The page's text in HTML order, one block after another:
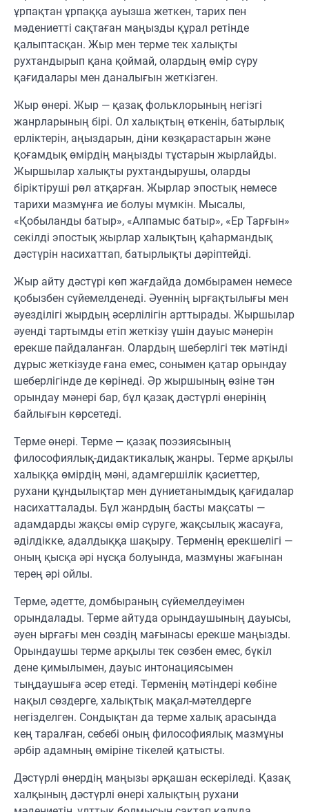
ұрпақтан ұрпаққа ауызша жеткен, тарих пен
мәдениетті сақтаған маңызды құрал ретінде
қалыптасқан. Жыр мен терме тек халықты
рухтандырып қана қоймай, олардың өмір сүру
қағидалары мен даналығын жеткізген.
Жыр өнері. Жыр — қазақ фольклорының негізгі
жанрларының бірі. Ол халықтың өткенін, батырлық
ерліктерін, аңыздарын, діни көзқарастарын және
қоғамдық өмірдің маңызды тұстарын жырлайды.
Жыршылар халықты рухтандырушы, оларды
біріктіруші рөл атқарған. Жырлар эпостық немесе
тарихи мазмұнға ие болуы мүмкін. Мысалы,
«Қобыланды батыр», «Алпамыс батыр», «Ер Тарғын»
секілді эпостық жырлар халықтың қаһармандық
дәстүрін насихаттап, батырлықты дәріптейді.
Жыр айту дәстүрі көп жағдайда домбырамен немесе
қобызбен сүйемелденеді. Әуеннің ырғақтылығы мен
әуезділігі жырдың әсерлілігін арттырады. Жыршылар
әуенді тартымды етіп жеткізу үшін дауыс мәнерін
ерекше пайдаланған. Олардың шеберлігі тек мәтінді
дұрыс жеткізуде ғана емес, сонымен қатар орындау
шеберлігінде де көрінеді. Әр жыршының өзіне тән
орындау мәнері бар, бұл қазақ дәстүрлі өнерінің
байлығын көрсетеді.
Терме өнері. Терме — қазақ поэзиясының
философиялық-дидактикалық жанры. Терме арқылы
халыққа өмірдің мәні, адамгершілік қасиеттер,
рухани құндылықтар мен дүниетанымдық қағидалар
насихатталады. Бұл жанрдың басты мақсаты —
адамдарды жақсы өмір сүруге, жақсылық жасауға,
әділдікке, адалдыққа шақыру. Терменің ерекшелігі —
оның қысқа әрі нұсқа болуында, мазмұны жағынан
терең әрі ойлы.
Терме, әдетте, домбыраның сүйемелдеуімен
орындалады. Терме айтуда орындаушының дауысы,
әуен ырғағы мен сөздің мағынасы ерекше маңызды.
Орындаушы терме арқылы тек сөзбен емес, бүкіл
дене қимылымен, дауыс интонациясымен
тыңдаушыға әсер етеді. Терменің мәтіндері көбіне
нақыл сөздерге, халықтық мақал-мәтелдерге
негізделген. Сондықтан да терме халық арасында
кең таралған, себебі оның философиялық мазмұны
әрбір адамның өміріне тікелей қатысты.
Дәстүрлі өнердің маңызы әрқашан ескеріледі. Қазақ
халқының дәстүрлі өнері халықтың рухани